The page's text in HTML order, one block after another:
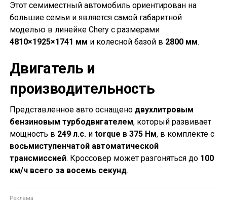
Этот семиместный автомобиль ориентирован на
большие семьи и является самой габаритной
моделью в линейке Chery с размерами
4810×1925×1741 мм и колесной базой в 2800 мм.
Двигатель и
производительность
Представленное авто оснащено двухлитровым
бензиновым турбодвигателем, который развивает
мощность в 249 л.с.и torque в 375 Нм, в комплекте с
восьмиступенчатой автоматической
трансмиссией. Кроссовер может разгоняться до 100
км/ч всего за восемь секунд.